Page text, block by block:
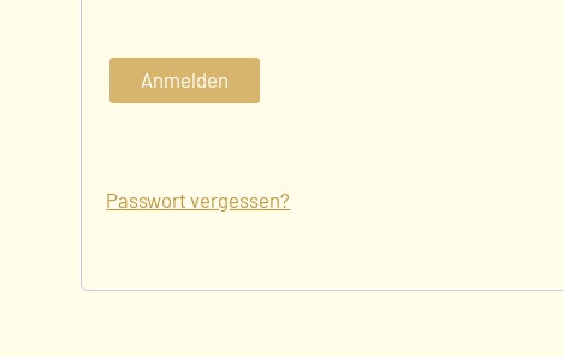
Anmelden
Passwort vergessen?